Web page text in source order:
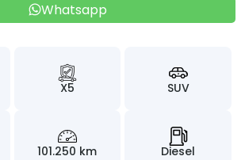
Whatsapp
X5 SUV
101.250 km Diesel